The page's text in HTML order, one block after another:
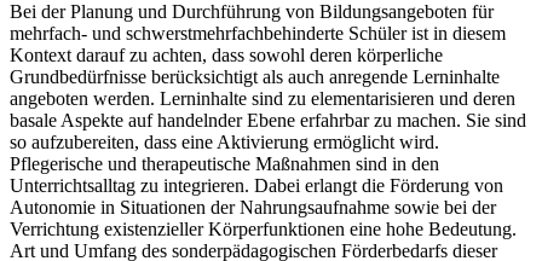
Bei der Planung und Durchführung von Bildungsangeboten für
mehrfach- und schwerstmehrfachbehinderte Schüler ist in diesem
Kontext darauf zu achten, dass sowohl deren körperliche
Grundbedürfnisse berücksichtigt als auch anregende Lerninhalte
angeboten werden. Lerninhalte sind zu elementarisieren und deren
basale Aspekte auf handelnder Ebene erfahrbar zu machen. Sie sind
so aufzubereiten, dass eine Aktivierung ermöglicht wird.
Pflegerische und therapeutische Maßnahmen sind in den
Unterrichtsalltag zu integrieren. Dabei erlangt die Förderung von
Autonomie in Situationen der Nahrungsaufnahme sowie bei der
Verrichtung existenzieller Körperfunktionen eine hohe Bedeutung.
Art und Umfang des sonderpädagogischen Förderbedarfs dieser